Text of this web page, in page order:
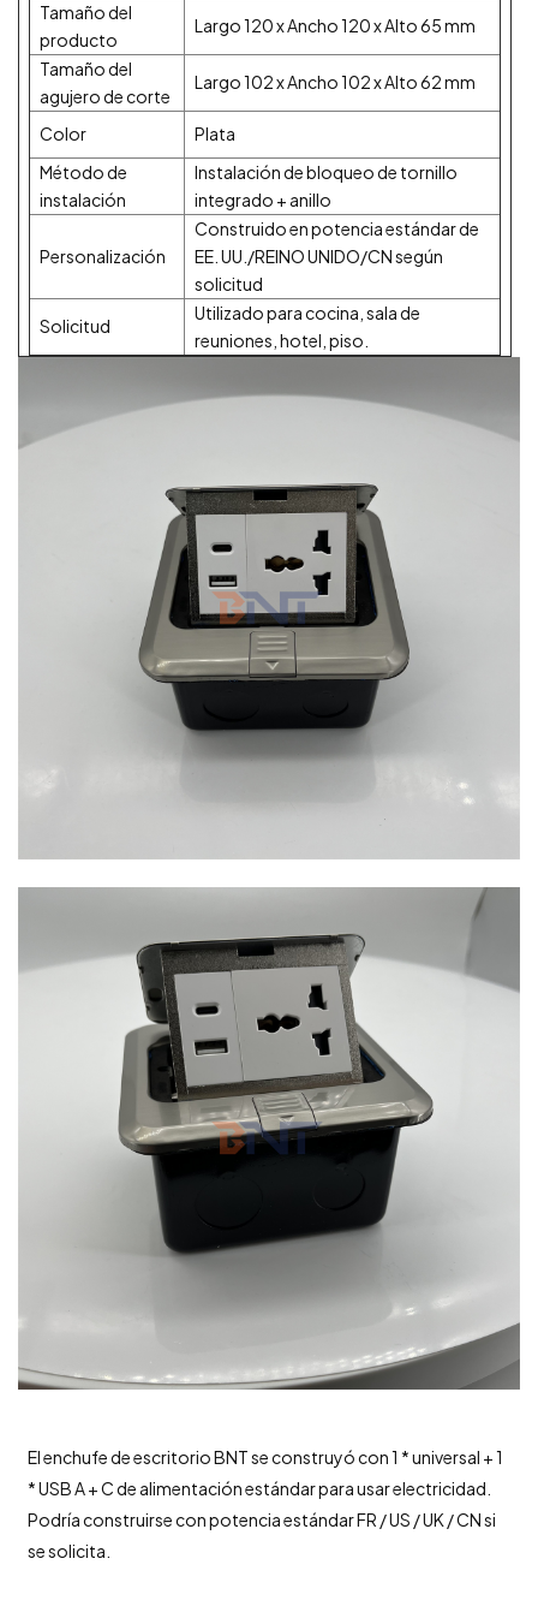
Tamaño del
producto
Largo 120 x Ancho 120 x Alto 65 mm
Tamaño del
agujero de corte
Largo 102 x Ancho 102 x Alto 62 mm
Color
Plata
Método de
instalación
Instalación de bloqueo de tornillo
integrado + anillo
Personalización
Construido en potencia estándar de
EE. UU./REINO UNIDO/CN según
solicitud
Solicitud
Utilizado para cocina, sala de
reuniones, hotel, piso.
El enchufe de escritorio BNT se construyó con 1 * universal + 1
* USB A + C de alimentación estándar para usar electricidad.
Podría construirse con potencia estándar FR / US / UK / CN si
se solicita.